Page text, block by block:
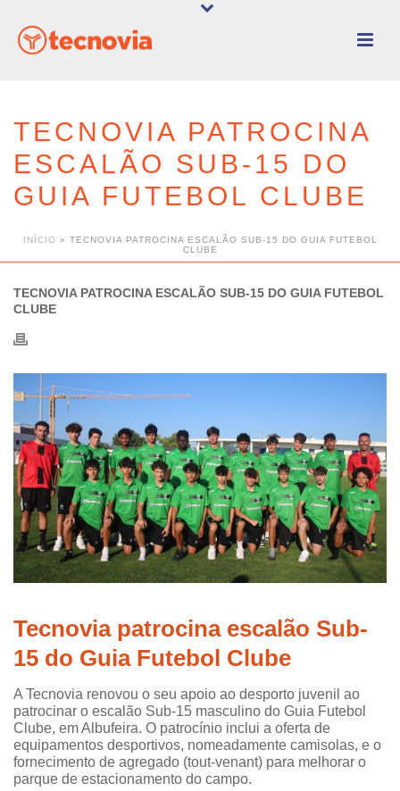
TECNOVIA PATROCINA
ESCALÃO SUB-15 DO
GUIA FUTEBOL CLUBE
INÍCIO » TECNOVIA PATROCINA ESCALÃO SUB-15 DO GUIA FUTEBOL
CLUBE
TECNOVIA PATROCINA ESCALÃO SUB-15 DO GUIA FUTEBOL
CLUBE
Tecnovia patrocina escalão Sub-
15 do Guia Futebol Clube
A Tecnovia renovou o seu apoio ao desporto juvenil ao
patrocinar o escalão Sub-15 masculino do Guia Futebol
Clube, em Albufeira. O patrocínio inclui a oferta de
equipamentos desportivos, nomeadamente camisolas, e o
fornecimento de agregado (tout-venant) para melhorar o
parque de estacionamento do campo.